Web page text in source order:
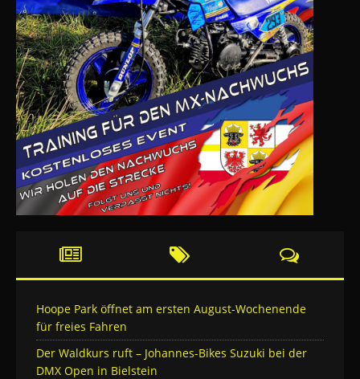
Hoope Park öffnet am ersten August-Wochenende
für freies Fahren
Der Waldkurs ruft – Johannes-Bikes Suzuki bei der
DMX Open in Bielstein